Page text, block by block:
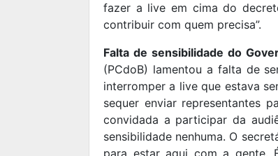
fazer a live em cima do
contribuir com quem precisa”.
Falta de sensibilidade do
(PCdoB) lamentou a falta de
interromper a live que estava
sequer enviar representantes
convidada a participar da
sensibilidade nenhuma. O